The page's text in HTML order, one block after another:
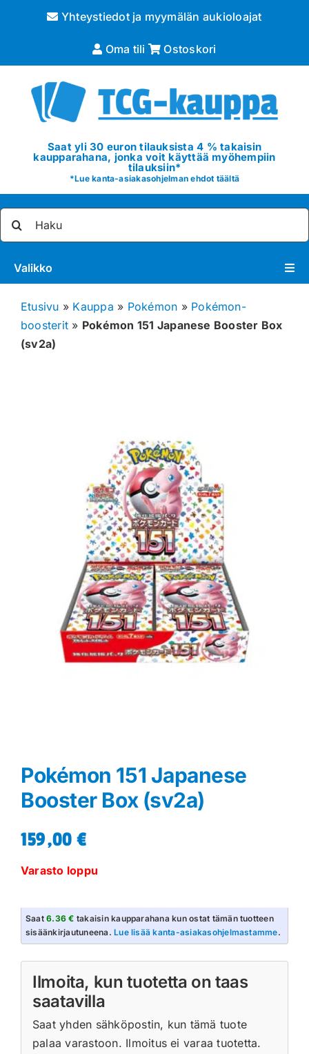
Yhteystiedot ja myymälän aukioloajat
Oma tili Ostoskori
Saat yli 30 euron tilauksista 4 % takaisin
kaupparahana, jonka voit käyttää myöhempiin
tilauksiin*
*Lue kanta-asiakasohjelman ehdot täältä
Valikko
Pokémon
Greidauspalvelu
Etusivu » Kauppa » Pokémon » Pokémon-
boosterit » Pokémon 151 Japanese Booster Box
(sv2a)
Pokémon 151 Japanese
Booster Box (sv2a)
159,00 €
Varasto loppu
Saat6.36 € takaisin kaupparahana kun ostat tämän tuotteen
sisäänkirjautuneena.Lue lisää kanta-asiakasohjelmastamme.
Ilmoita, kun tuotetta on taas
saatavilla
Saat yhden sähköpostin, kun tämä tuote
palaa varastoon. Ilmoitus ei varaa tuotetta.